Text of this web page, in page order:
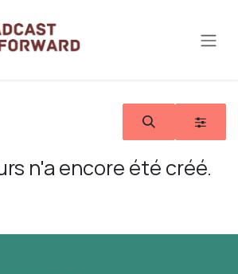
n'a encore été créé.